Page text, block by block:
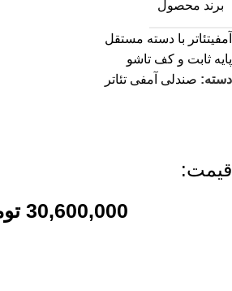
برند محصول
آمفیتئاتر با دسته مستقل
پایه ثابت و کف تاشو
دسته: صندلی آمفی تئاتر
قیمت:
30,600,000